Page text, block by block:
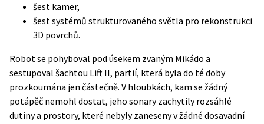
šest kamer,
šest systémů strukturovaného světla pro rekonstrukci
3D povrchů.
Robot se pohyboval pod úsekem zvaným Mikádo a
sestupoval šachtou Lift II, partií, která byla do té doby
prozkoumána jen částečně. V hloubkách, kam se žádný
potápěč nemohl dostat, jeho sonary zachytily rozsáhlé
dutiny a prostory, které nebyly zaneseny v žádné dosavadní